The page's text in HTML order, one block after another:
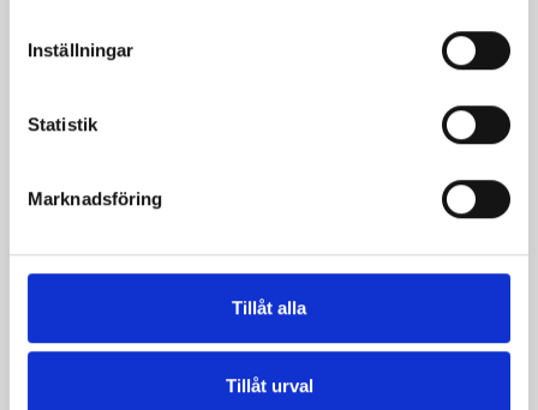
Inställningar
Statistik
Marknadsföring
Tillåt alla
Tillåt urval